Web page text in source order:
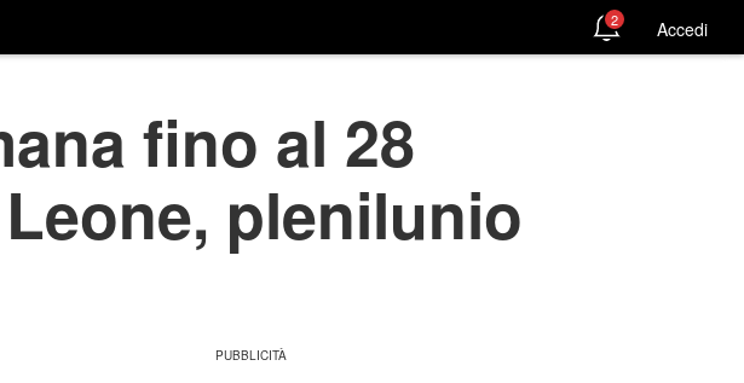
2 Accedi
fino al 28
plenilunio